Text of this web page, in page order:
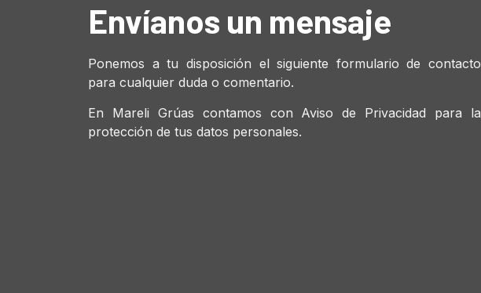
Envíanos un mensaje
Ponemos a tu disposición el siguiente formulario de contacto
para cualquier duda o comentario.
En Mareli Grúas contamos con Aviso de Privacidad para la
protección de tus datos personales.